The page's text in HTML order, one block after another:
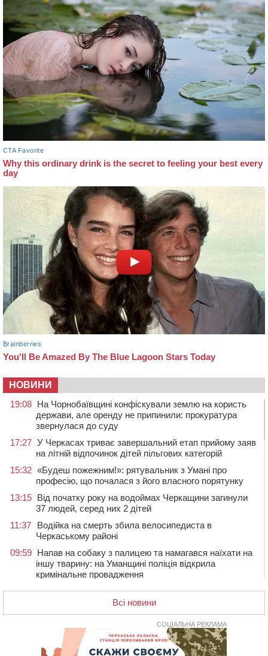
НОВИНИ
19:08 На Чорнобаївщині конфіскували землю на користь
держави, але оренду не припинили: прокуратура
звернулася до суду
17:27 У Черкасах триває завершальний етап прийому заяв
на літній відпочинок дітей пільгових категорій
15:32 «Будеш пожежним!»: рятувальник з Умані про
професію, що почалася з його власного порятунку
13:15 Від початку року на водоймах Черкащини загинули
37 людей, серед них 2 дітей
11:37
Водійка на смерть збила велосипедиста в
Черкаському районі
09:59 Напав на собаку з палицею та намагався наїхати на
іншу тварину: на Уманщині поліція відкрила
кримінальне провадження
08:44 Безкоштовне харчування, укриття та STEM: Черкаси
готують освітню галузь до нового навчального року
Черкаські вершники здобули нагороди української
першості
Всі новини
СОЦІАЛЬНА РЕКЛАМА